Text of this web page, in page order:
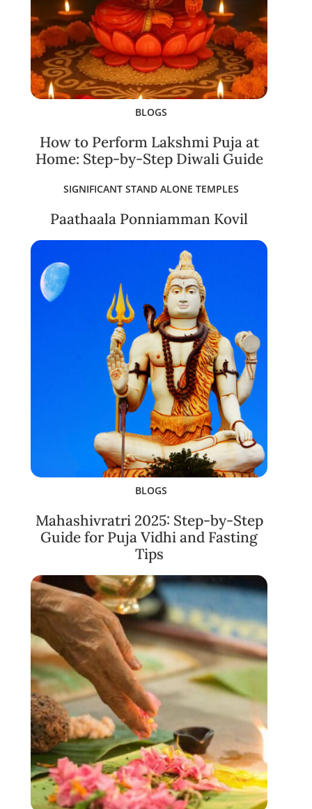
BLOGS
How to Perform Lakshmi Puja at
Home: Step-by-Step Diwali Guide
SIGNIFICANT STAND ALONE TEMPLES
Paathaala Ponniamman Kovil
BLOGS
Mahashivratri 2025: Step-by-Step
Guide for Puja Vidhi and Fasting
Tips